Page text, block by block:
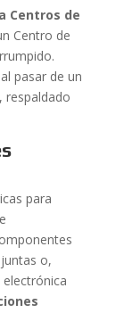
Centros de
Centro de
pasar de un
respaldado
para
o,